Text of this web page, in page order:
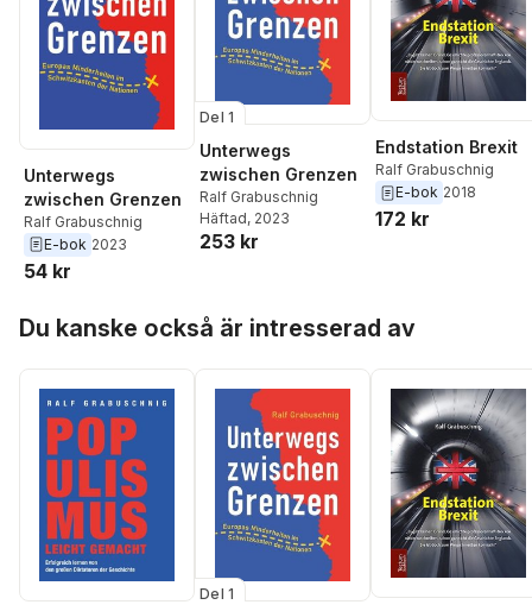
Unterwegs
zwischen Grenzen
Ralf Grabuschnig
E-bok 2023
54 kr
Del 1
Unterwegs
zwischen Grenzen
Ralf Grabuschnig
Häftad, 2023
253 kr
Endstation Brexit
Ralf Grabuschnig
E-bok 2018
172 kr
Du kanske också är intresserad av
Del 1